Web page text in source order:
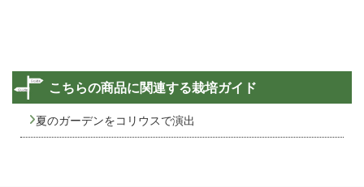
こちらの商品に関連する栽培ガイド
夏のガーデンをコリウスで演出